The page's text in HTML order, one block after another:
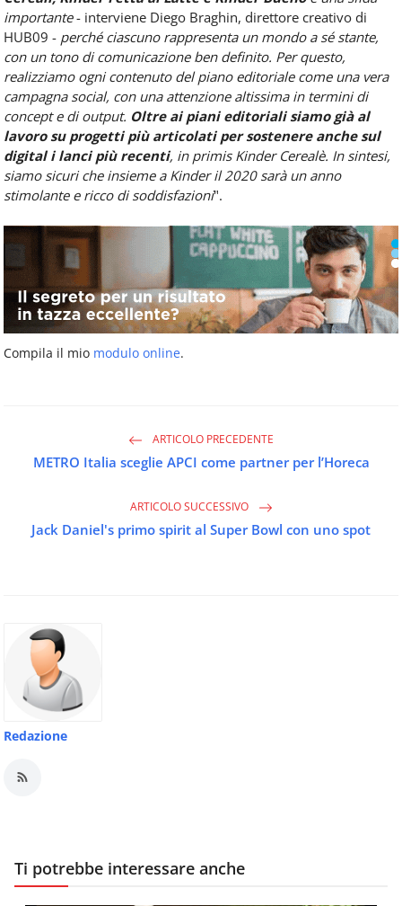
importante- interviene Diego Braghin, direttore creativo di
HUB09 - perché ciascuno rappresenta un mondo a sé stante,
con un tono di comunicazione ben definito. Per questo,
realizziamo ogni contenuto del piano editoriale come una vera
campagna social, con una attenzione altissima in termini di
concept e di output. Oltre ai piani editoriali siamo già al
lavoro su progetti più articolati per sostenere anche sul
digital i lanci più recenti, in primis Kinder Cerealè. In sintesi,
siamo sicuri che insieme a Kinder il 2020 sarà un anno
stimolante e ricco di soddisfazioni".
Compila il mio modulo online.
ARTICOLO PRECEDENTE
METRO Italia sceglie APCI come partner per l’Horeca
ARTICOLO SUCCESSIVO
Jack Daniel's primo spirit al Super Bowl con uno spot
Redazione
Ti potrebbe interessare anche